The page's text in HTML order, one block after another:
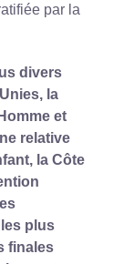
par la
divers
la
et
relative
la Côte
plus
finales